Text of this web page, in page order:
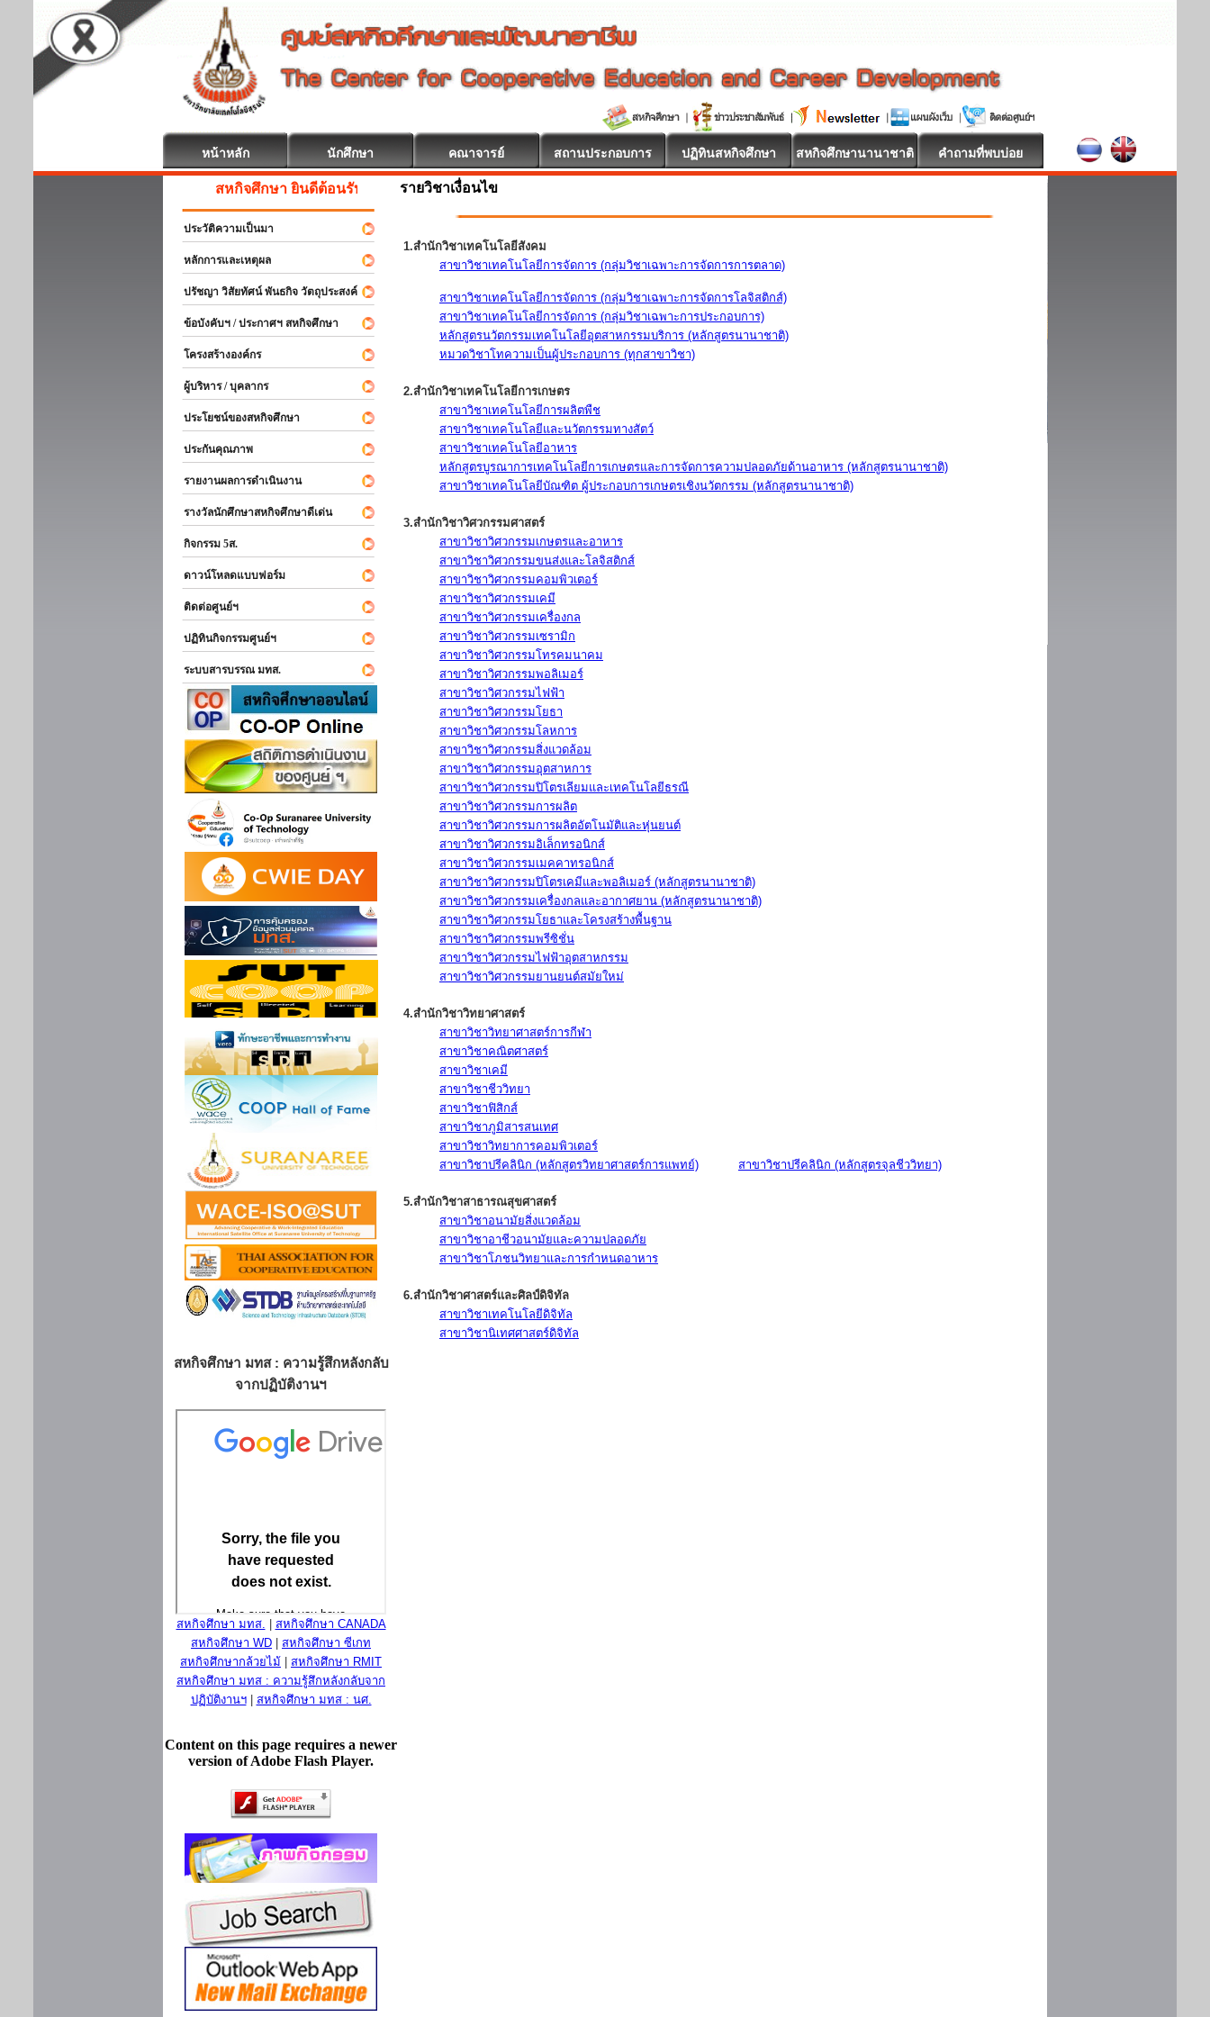
หน้าหลัก นักศึกษา คณาจารย์ สถานประกอบการ ปฏิทินสหกิจศึกษา สหกิจศึกษานานาชาติ คำถามที่พบบ่อย
สหกิจศึกษา ยินดีต้อนรับ
ประวัติความเป็นมา
หลักการและเหตุผล
ปรัชญา วิสัยทัศน์ พันธกิจ วัตถุประสงค์
ข้อบังคับฯ / ประกาศฯ สหกิจศึกษา
โครงสร้างองค์กร
ผู้บริหาร / บุคลากร
ประโยชน์ของสหกิจศึกษา
ประกันคุณภาพ
รายงานผลการดำเนินงาน
รางวัลนักศึกษาสหกิจศึกษาดีเด่น
กิจกรรม 5ส.
ดาวน์โหลดแบบฟอร์ม
ติดต่อศูนย์ฯ
ปฏิทินกิจกรรมศูนย์ฯ
ระบบสารบรรณ มทส.
สหกิจศึกษา มทส : ความรู้สึกหลังกลับ
จากปฏิบัติงานฯ
สหกิจศึกษา มทส.
สหกิจศึกษา CANADA
สหกิจศึกษา WD
สหกิจศึกษา ซีเกท
สหกิจศึกษากล้วยไม้
สหกิจศึกษา RMIT
สหกิจศึกษา มทส : ความรู้สึกหลังกลับจาก
ปฏิบัติงานฯ| สหกิจศึกษา มทส : นศ.
Content on this page requires a newer
version of Adobe Flash Player.
รายวิชาเงื่อนไข
1.สำนักวิชาเทคโนโลยีสังคม
สาขาวิชาเทคโนโลยีการจัดการ (กลุ่มวิชาเฉพาะการจัดการการตลาด)
สาขาวิชาเทคโนโลยีการจัดการ (กลุ่มวิชาเฉพาะการจัดการโลจิสติกส์)
สาขาวิชาเทคโนโลยีการจัดการ (กลุ่มวิชาเฉพาะการประกอบการ)
หลักสูตรนวัตกรรมเทคโนโลยีอุตสาหกรรมบริการ (หลักสูตรนานาชาติ)
หมวดวิชาโทความเป็นผู้ประกอบการ (ทุกสาขาวิชา)
2.สำนักวิชาเทคโนโลยีการเกษตร
สาขาวิชาเทคโนโลยีการผลิตพืช
สาขาวิชาเทคโนโลยีและนวัตกรรมทางสัตว์
สาขาวิชาเทคโนโลยีอาหาร
หลักสูตรบูรณาการเทคโนโลยีการเกษตรและการจัดการความปลอดภัยด้านอาหาร (หลักสูตรนานาชาติ)
สาขาวิชาเทคโนโลยีบัณฑิต ผู้ประกอบการเกษตรเชิงนวัตกรรม (หลักสูตรนานาชาติ)
3.สำนักวิชาวิศวกรรมศาสตร์
สาขาวิชาวิศวกรรมเกษตรและอาหาร
สาขาวิชาวิศวกรรมขนส่งและโลจิสติกส์
สาขาวิชาวิศวกรรมคอมพิวเตอร์
สาขาวิชาวิศวกรรมเคมี
สาขาวิชาวิศวกรรมเครื่องกล
สาขาวิชาวิศวกรรมเซรามิก
สาขาวิชาวิศวกรรมโทรคมนาคม
สาขาวิชาวิศวกรรมพอลิเมอร์
สาขาวิชาวิศวกรรมไฟฟ้า
สาขาวิชาวิศวกรรมโยธา
สาขาวิชาวิศวกรรมโลหการ
สาขาวิชาวิศวกรรมสิ่งแวดล้อม
สาขาวิชาวิศวกรรมอุตสาหการ
สาขาวิชาวิศวกรรมปิโตรเลียมและเทคโนโลยีธรณี
สาขาวิชาวิศวกรรมการผลิต
สาขาวิชาวิศวกรรมการผลิตอัตโนมัติและหุ่นยนต์
สาขาวิชาวิศวกรรมอิเล็กทรอนิกส์
สาขาวิชาวิศวกรรมเมคคาทรอนิกส์
สาขาวิชาวิศวกรรมปิโตรเคมีและพอลิเมอร์ (หลักสูตรนานาชาติ)
สาขาวิชาวิศวกรรมเครื่องกลและอากาศยาน (หลักสูตรนานาชาติ)
สาขาวิชาวิศวกรรมโยธาและโครงสร้างพื้นฐาน
สาขาวิชาวิศวกรรมพรีซิชั่น
สาขาวิชาวิศวกรรมไฟฟ้าอุตสาหกรรม
สาขาวิชาวิศวกรรมยานยนต์สมัยใหม่
4.สำนักวิชาวิทยาศาสตร์
สาขาวิชาวิทยาศาสตร์การกีฬา
สาขาวิชาคณิตศาสตร์
สาขาวิชาเคมี
สาขาวิชาชีววิทยา
สาขาวิชาฟิสิกส์
สาขาวิชาภูมิสารสนเทศ
สาขาวิชาวิทยาการคอมพิวเตอร์
สาขาวิชาปรีคลินิก (หลักสูตรวิทยาศาสตร์การแพทย์)
สาขาวิชาปรีคลินิก (หลักสูตรจุลชีววิทยา)
5.สำนักวิชาสาธารณสุขศาสตร์
สาขาวิชาอนามัยสิ่งแวดล้อม
สาขาวิชาอาชีวอนามัยและความปลอดภัย
สาขาวิชาโภชนวิทยาและการกำหนดอาหาร
6.สำนักวิชาศาสตร์และศิลป์ดิจิทัล
สาขาวิชาเทคโนโลยีดิจิทัล
สาขาวิชานิเทศศาสตร์ดิจิทัล